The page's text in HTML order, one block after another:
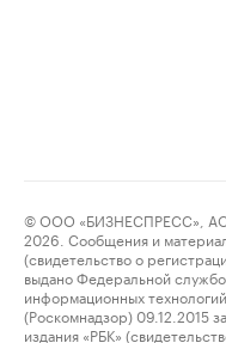
© ООО «БИЗНЕСПРЕСС»,
2026. Сообщения и
(свидетельство о
выдано Федеральной
информационных
(Роскомнадзор) 09.12.2015
издания «РБК»